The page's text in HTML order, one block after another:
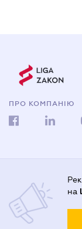
ПРО КОМПАНІЮ
на